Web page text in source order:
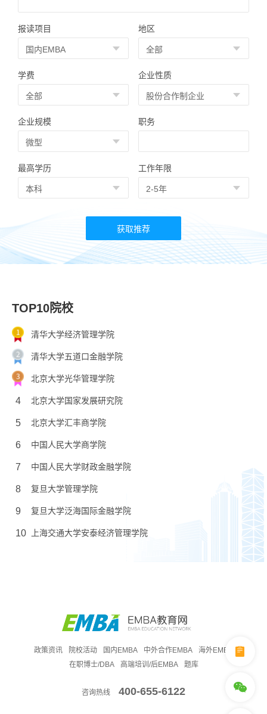
报读项目 地区
学费 企业性质
企业规模 职务
最高学历 工作年限
TOP10院校
清华大学经济管理学院
清华大学五道口金融学院
北京大学光华管理学院
4 北京大学国家发展研究院
5 北京大学汇丰商学院
6 中国人民大学商学院
7 中国人民大学财政金融学院
8 复旦大学管理学院
9 复旦大学泛海国际金融学院
10 上海交通大学安泰经济管理学院
政策资讯 院校活动 国内EMBA 中外合作EMBA
海外EMBA
在职博士/DBA
高端培训/后EMBA 题库
咨询热线 400-655-6122